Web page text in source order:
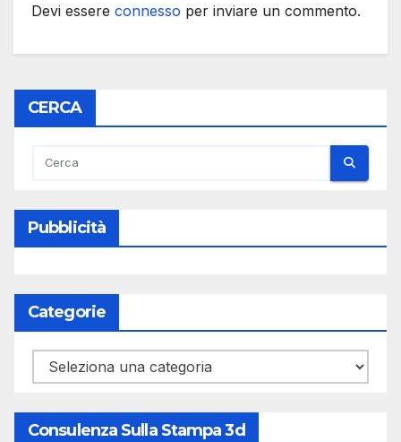
Devi essere connesso per inviare un commento.
CERCA
Pubblicità
Categorie
Categorie
Consulenza Sulla Stampa 3d